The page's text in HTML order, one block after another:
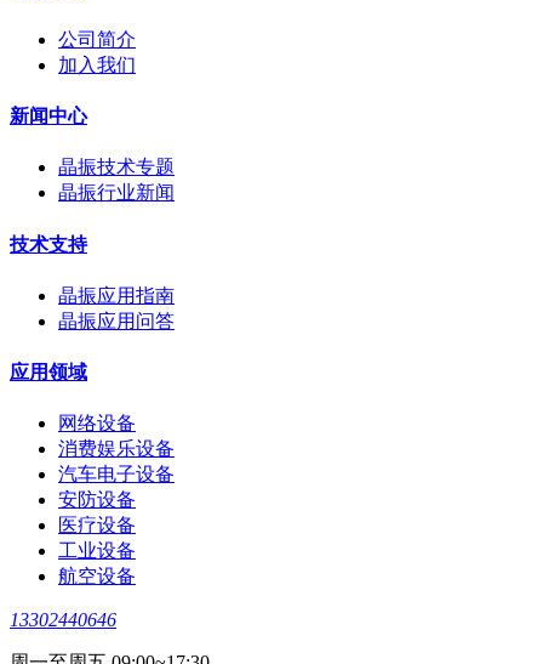
公司简介
加入我们
新闻中心
晶振技术专题
晶振行业新闻
技术支持
晶振应用指南
晶振应用问答
应用领域
网络设备
消费娱乐设备
汽车电子设备
安防设备
医疗设备
工业设备
航空设备
13302440646